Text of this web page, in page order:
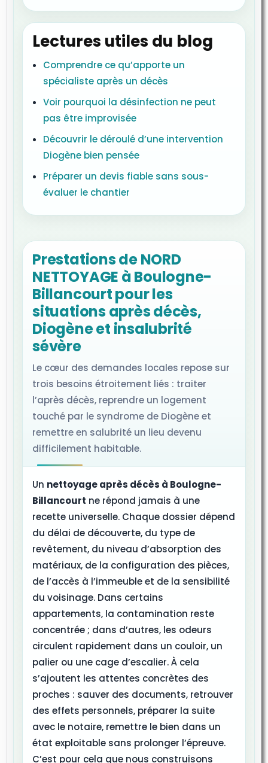
Lectures utiles du blog
Comprendre ce qu’apporte un
spécialiste après un décès
Voir pourquoi la désinfection ne peut
pas être improvisée
Découvrir le déroulé d’une intervention
Diogène bien pensée
Préparer un devis fiable sans sous-
évaluer le chantier
Prestations de NORD
NETTOYAGE à Boulogne-
Billancourt pour les
situations après décès,
Diogène et insalubrité
sévère
Le cœur des demandes locales repose sur
trois besoins étroitement liés : traiter
l’après décès, reprendre un logement
touché par le syndrome de Diogène et
remettre en salubrité un lieu devenu
difficilement habitable.
Un nettoyage après décès à Boulogne-
Billancourt ne répond jamais à une
recette universelle. Chaque dossier dépend
du délai de découverte, du type de
revêtement, du niveau d’absorption des
matériaux, de la configuration des pièces,
de l’accès à l’immeuble et de la sensibilité
du voisinage. Dans certains
appartements, la contamination reste
concentrée ; dans d’autres, les odeurs
circulent rapidement dans un couloir, un
palier ou une cage d’escalier. À cela
s’ajoutent les attentes concrètes des
proches : sauver des documents, retrouver
des effets personnels, préparer la suite
avec le notaire, remettre le bien dans un
état exploitable sans prolonger l’épreuve.
C’est pour cela que nous construisons